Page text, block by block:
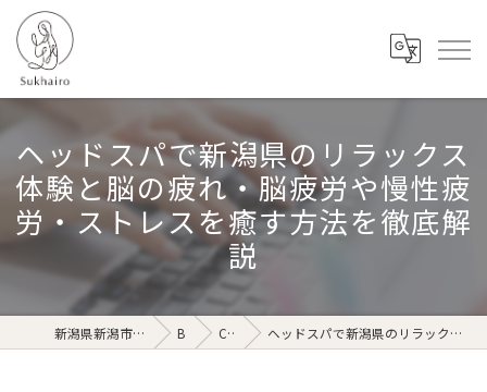
ヘッドスパで新潟県のリラックス
体験と脳の疲れ・脳疲労や慢性疲
労・ストレスを癒す方法を徹底解
説
新潟県新潟市のリラクゼーションならSukhairo Blog Column ヘッドスパで新潟県のリラックス体験と脳の疲れ・脳疲労や慢性疲労・ストレスを癒す方法を徹底解説